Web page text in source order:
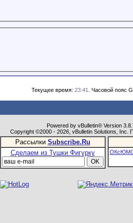
Текущее время: 23:41 . Часовой пояс
Powered by vBulletin® Version
Copyright ©2000 - 2026, vBulletin Solutions, Inc.
Рассылки Subscribe.Ru
Сделаем из Тушки Фигурку